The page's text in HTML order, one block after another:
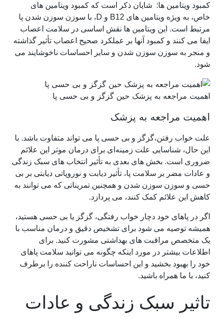
کمبود ویتامین ها: شایان ذکر است که کمبود ویتامین های
خاص، به ویژه ویتامین های B12 و D، با سوزن سوزن شدن پا
مرتبط است. این ویتامین ها نقش اساسی در سلامت اعصاب
ایفا می کنند و کمبود آنها بر عملکرد صحیح اعصاب تأثیر گذاشته
و منجر به سوزن سوزن شدن و سایر احساسات ناخوشایند می
شود.
اهمیت مراجعه به پزشک حین گزگز و بی حسی پا
اهمیت مراجعه به پزشک
علت خواب رفتن،گزگز و بی حسی پا می تواند متفاوت باشد. با
این حال، شناسایی علت زمینه‌ای برای درمان موثر این علائم
ضروری است. بخش های بعدی به تأثیر انتخاب های سبک زندگی
و عادات مضر بر سلامت پا، تأثیر دیابت و نوروپاتی دیابتی بر بی
حسی و سوزن سوزن شدن و همچنین تمریناتی که می توانند به
کاهش این علائم کمک کنند، می پردازد.
اگر در پاهای خود دچار خواب رفتگی، گزگز یا بی حسی هستید،
همیشه توصیه می شود برای تشخیص دقیق و درمان مناسب با
یک متخصص مراقبت های بهداشتی مشورت کنید. برای
اطلاعات بیشتر در مورد اینکه چگونه می توانید سلامت پاهای
خود را بهبود بخشید و این احساسات ناراحت کننده را برطرف
کنید، با ما همراه باشید.
تاثیر سبک زندگی و عادات